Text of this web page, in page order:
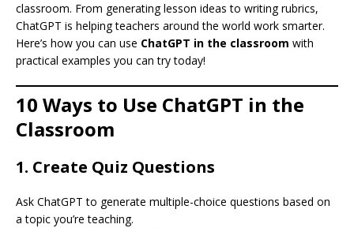
classroom. From generating lesson ideas to writing rubrics,
ChatGPT is helping teachers around the world work smarter.
Here’s how you can use ChatGPT in the classroom with
practical examples you can try today!
10 Ways to Use ChatGPT in the
Classroom
1. Create Quiz Questions
Ask ChatGPT to generate multiple-choice questions based on
a topic you’re teaching.